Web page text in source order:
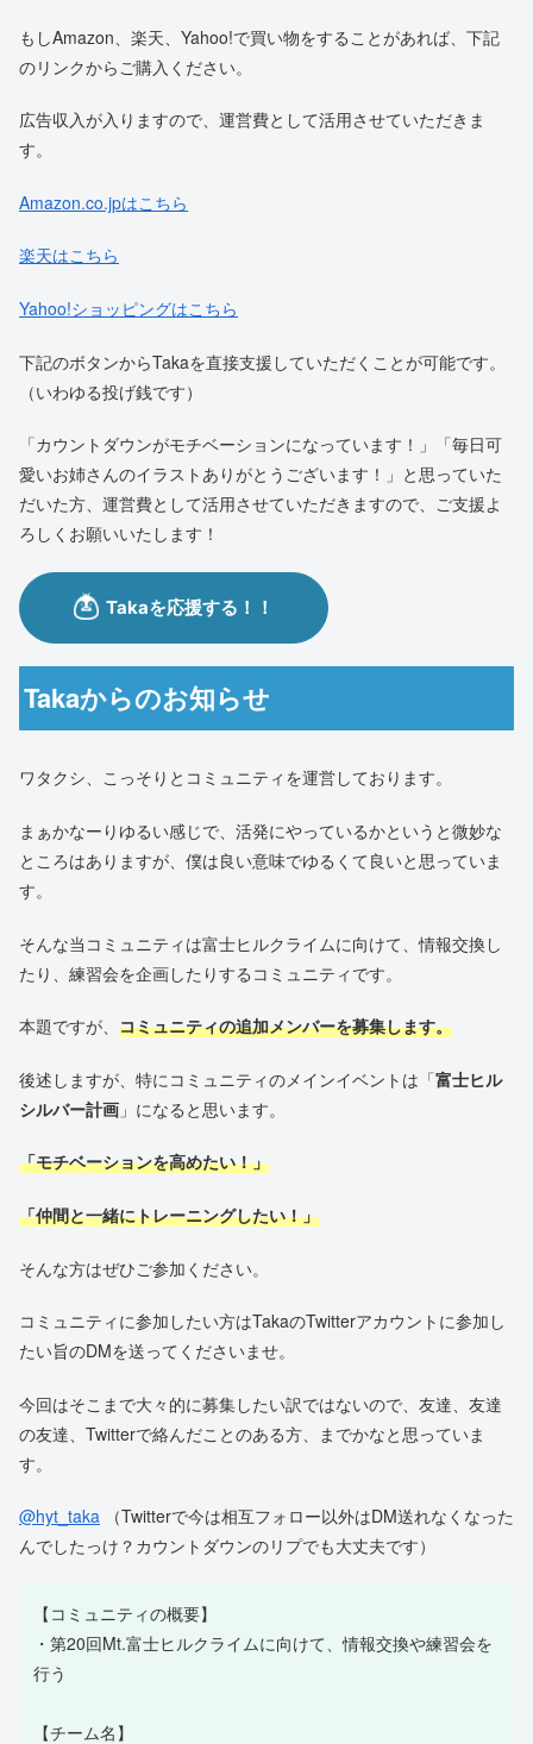
もしAmazon、楽天、Yahoo!で買い物をすることがあれば、下記
のリンクからご購入ください。
広告収入が入りますので、運営費として活用させていただきま
す。
Amazon.co.jpはこちら
楽天はこちら
Yahoo!ショッピングはこちら
下記のボタンからTakaを直接支援していただくことが可能です。
（いわゆる投げ銭です）
「カウントダウンがモチベーションになっています！」「毎日可
愛いお姉さんのイラストありがとうございます！」と思っていた
だいた方、運営費として活用させていただきますので、ご支援よ
ろしくお願いいたします！
Takaからのお知らせ
ワタクシ、こっそりとコミュニティを運営しております。
まぁかなーりゆるい感じで、活発にやっているかというと微妙な
ところはありますが、僕は良い意味でゆるくて良いと思っていま
す。
そんな当コミュニティは富士ヒルクライムに向けて、情報交換し
たり、練習会を企画したりするコミュニティです。
本題ですが、 コミュニティの追加メンバーを募集します。
後述しますが、特にコミュニティのメインイベントは「富士ヒル
シルバー計画 」になると思います。
「モチベーションを高めたい！」
「仲間と一緒にトレーニングしたい！」
そんな方はぜひご参加ください。
コミュニティに参加したい方はTakaのTwitterアカウントに参加し
たい旨のDMを送ってくださいませ。
今回はそこまで大々的に募集したい訳ではないので、友達、友達
の友達、Twitterで絡んだことのある方、までかなと思っていま
す。
@hyt_taka （Twitterで今は相互フォロー以外はDM送れなくなった
んでしたっけ？カウントダウンのリプでも大丈夫です）
【コミュニティの概要】
・ 第20回Mt.富士ヒルクライムに向けて、情報交換や練習会を
行う
【チーム名】